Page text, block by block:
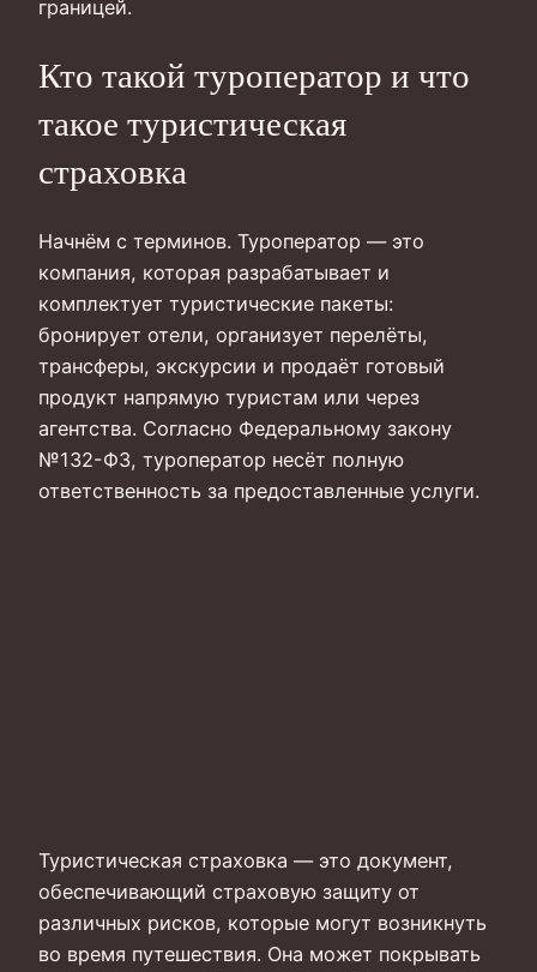
границей.
Кто такой туроператор и что
такое туристическая
страховка
Начнём с терминов. Туроператор — это
компания, которая разрабатывает и
комплектует туристические пакеты:
бронирует отели, организует перелёты,
трансферы, экскурсии и продаёт готовый
продукт напрямую туристам или через
агентства. Согласно Федеральному закону
№132-ФЗ, туроператор несёт полную
ответственность за предоставленные услуги.
Туристическая страховка — это документ,
обеспечивающий страховую защиту от
различных рисков, которые могут возникнуть
во время путешествия. Она может покрывать